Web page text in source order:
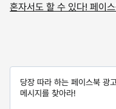
혼자서도 할 수 있다! 페이
당장 따라 하는 페이스북 광
메시지를 찾아라!